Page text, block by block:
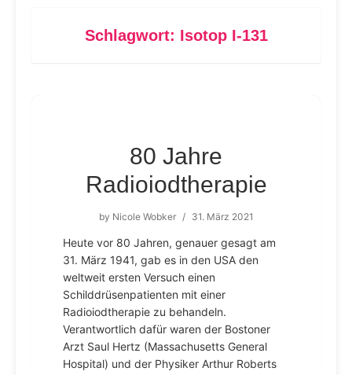
Schlagwort: Isotop I-131
80 Jahre
Radioiodtherapie
by Nicole Wobker / 31. März 2021
Heute vor 80 Jahren, genauer gesagt am
31. März 1941, gab es in den USA den
weltweit ersten Versuch einen
Schilddrüsenpatienten mit einer
Radioiodtherapie zu behandeln.
Verantwortlich dafür waren der Bostoner
Arzt Saul Hertz (Massachusetts General
Hospital) und der Physiker Arthur Roberts